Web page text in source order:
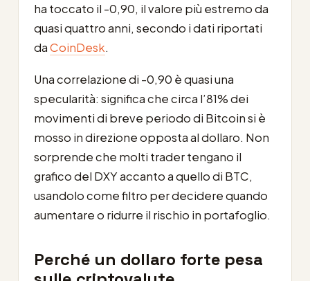
ha toccato il -0,90, il valore più estremo da
quasi quattro anni, secondo i dati riportati
daCoinDesk.
Una correlazione di -0,90 è quasi una
specularità: significa che circa l’81% dei
movimenti di breve periodo di Bitcoin si è
mosso in direzione opposta al dollaro. Non
sorprende che molti trader tengano il
grafico del DXY accanto a quello di BTC,
usandolo come filtro per decidere quando
aumentare o ridurre il rischio in portafoglio.
Perché un dollaro forte pesa